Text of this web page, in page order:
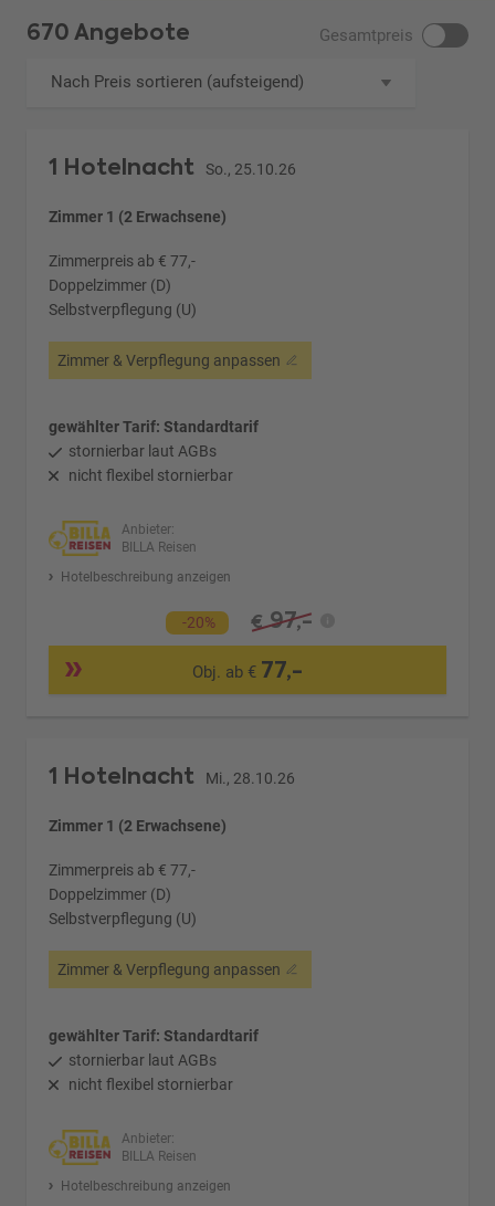
670 Angebote Gesamtpreis
Nach Preis sortieren (aufsteigend)
1 Hotelnacht So., 25.10.26
Zimmer 1 (2 Erwachsene)
Zimmerpreis ab € 77,-
Doppelzimmer (D)
Selbstverpflegung (U)
Zimmer & Verpflegung anpassen
gewählter Tarif: Standardtarif
stornierbar laut AGBs
nicht flexibel stornierbar
Anbieter:
BILLA Reisen
Hotelbeschreibung anzeigen
-20% € 97,-
Obj. ab € 77,-
1 Hotelnacht Mi., 28.10.26
Zimmer 1 (2 Erwachsene)
Zimmerpreis ab € 77,-
Doppelzimmer (D)
Selbstverpflegung (U)
Zimmer & Verpflegung anpassen
gewählter Tarif: Standardtarif
stornierbar laut AGBs
nicht flexibel stornierbar
Anbieter:
BILLA Reisen
Hotelbeschreibung anzeigen